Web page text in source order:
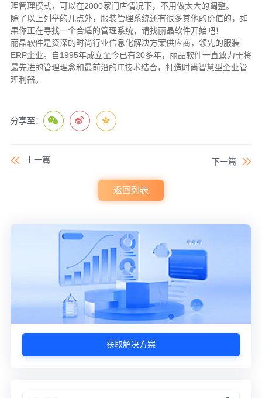
理管理模式，可以在2000家门店情况下，不用做太大的调整。
除了以上列举的几点外，服装管理系统还有很多其他的价值的，如
果你正在寻找一个合适的管理系统，请找丽晶软件开始吧！
丽晶软件是资深的时尚行业信息化解决方案供应商，领先的服装
ERP企业。自1995年成立至今已有20多年，丽晶软件一直致力于将
最先进的管理理念和最前沿的IT技术结合，打造时尚智慧型企业管
理利器。
分享至：
上一篇 下一篇
返回列表
获取解决方案